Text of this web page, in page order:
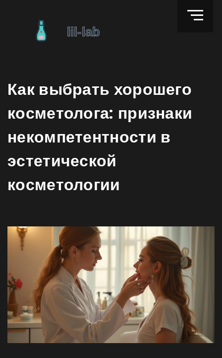
Как выбрать хорошего
косметолога: признаки
некомпетентности в
эстетической
косметологии